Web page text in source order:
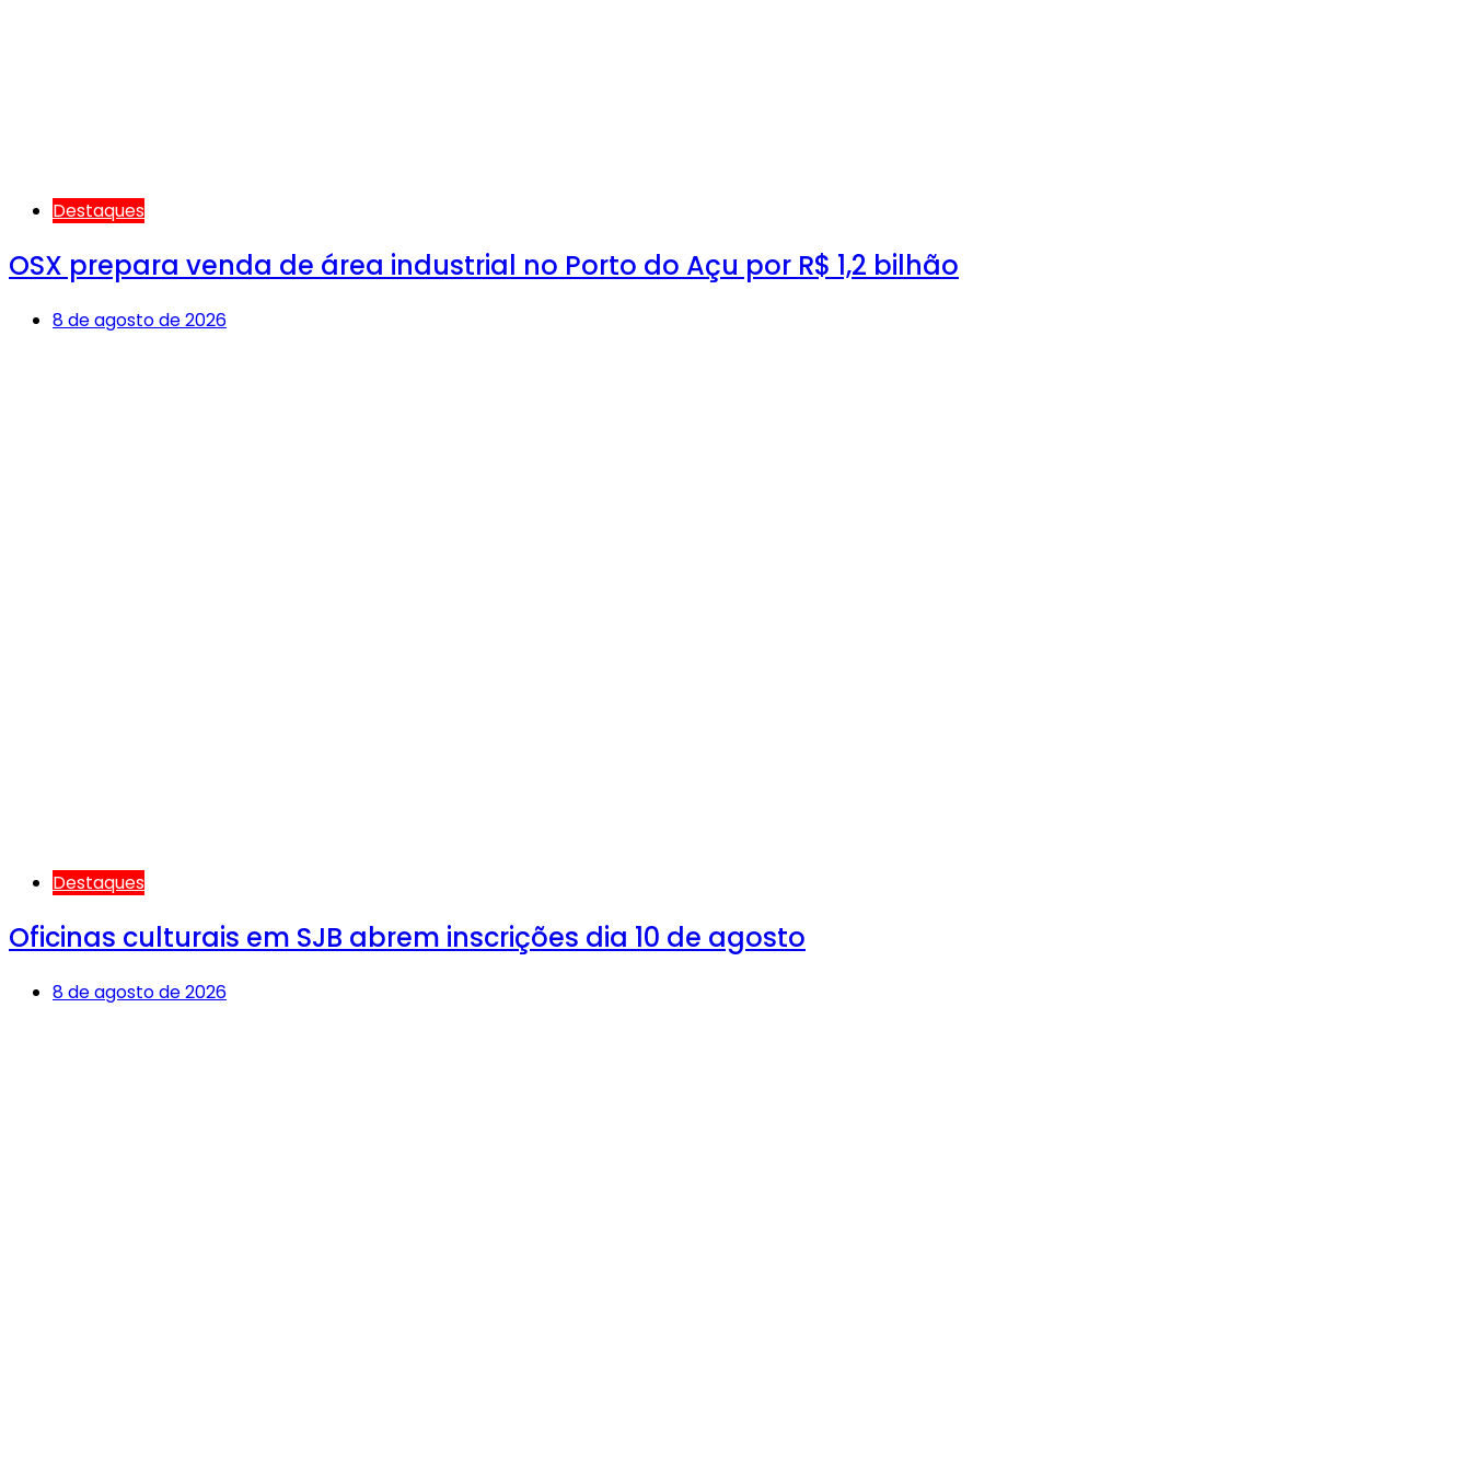
Destaques
OSX prepara venda de área industrial no Porto do Açu por R$ 1,2 bilhão
8 de agosto de 2026
Destaques
Oficinas culturais em SJB abrem inscrições dia 10 de agosto
8 de agosto de 2026